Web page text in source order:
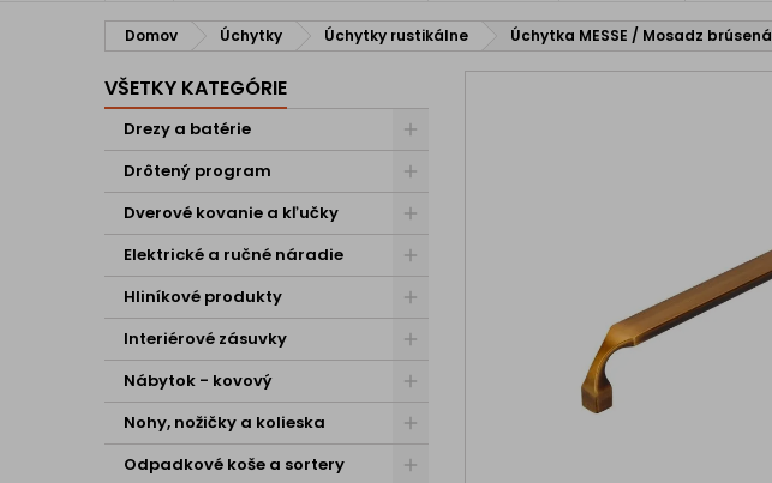
Domov Úchytky Úchytky rustikálne Úchytka MESSE / Mosadz brúsená
VŠETKY KATEGÓRIE
Drezy a batérie
Drôtený program
Dverové kovanie a kľučky
Elektrické a ručné náradie
Hliníkové produkty
Interiérové zásuvky
Nábytok - kovový
Nohy, nožičky a kolieska
Odpadkové koše a sortery